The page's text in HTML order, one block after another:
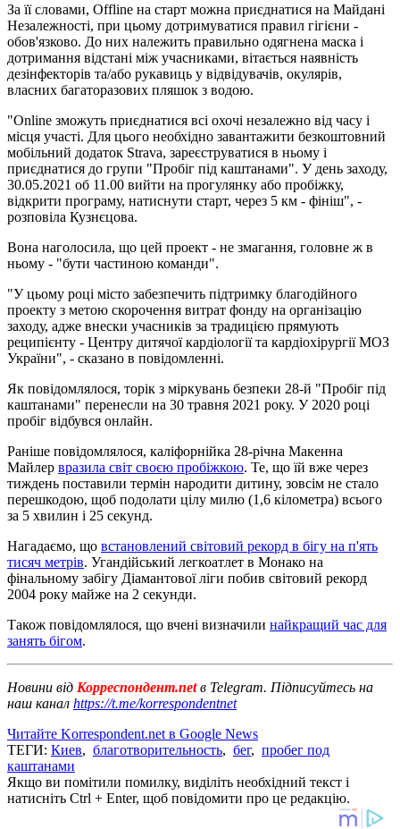
За її словами, Offline на старт можна приєднатися на Майдані
Незалежності, при цьому дотримуватися правил гігієни -
обов'язково. До них належить правильно одягнена маска і
дотримання відстані між учасниками, вітається наявність
дезінфекторів та/або рукавиць у відвідувачів, окулярів,
власних багаторазових пляшок з водою.
"Online зможуть приєднатися всі охочі незалежно від часу і
місця участі. Для цього необхідно завантажити безкоштовний
мобільний додаток Strava, зареєструватися в ньому і
приєднатися до групи "Пробіг під каштанами". У день заходу,
30.05.2021 об 11.00 вийти на прогулянку або пробіжку,
відкрити програму, натиснути старт, через 5 км - фініш", -
розповіла Кузнєцова.
Вона наголосила, що цей проект - не змагання, головне ж в
ньому - "бути частиною команди".
"У цьому році місто забезпечить підтримку благодійного
проекту з метою скорочення витрат фонду на організацію
заходу, адже внески учасників за традицією прямують
реципієнту - Центру дитячої кардіології та кардіохірургії МОЗ
України", - сказано в повідомленні.
Як повідомлялося, торік з міркувань безпеки 28-й "Пробіг під
каштанами" перенесли на 30 травня 2021 року. У 2020 році
пробіг відбувся онлайн.
Раніше повідомлялося, каліфорнійка 28-річна Макенна
Майлер вразила світ своєю пробіжкою. Те, що їй вже через
тиждень поставили термін народити дитину, зовсім не стало
перешкодою, щоб подолати цілу милю (1,6 кілометра) всього
за 5 хвилин і 25 секунд.
Нагадаємо, що встановлений світовий рекорд в бігу на п'ять
тисяч метрів. Угандійський легкоатлет в Монако на
фінальному забігу Діамантової ліги побив світовий рекорд
2004 року майже на 2 секунди.
Також повідомлялося, що вчені визначили найкращий час для
занять бігом.
Новини від Корреспондент.netв Telegram. Підписуйтесь на
наш канал https://t.me/korrespondentnet
Читайте Korrespondent.net в Google News
ТЕГИ: Киев, благотворительность, бег, пробег под
каштанами
Якщо ви помітили помилку, виділіть необхідний текст і
натисніть Ctrl + Enter, щоб повідомити про це редакцію.